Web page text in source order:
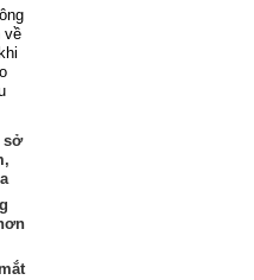
về
sở